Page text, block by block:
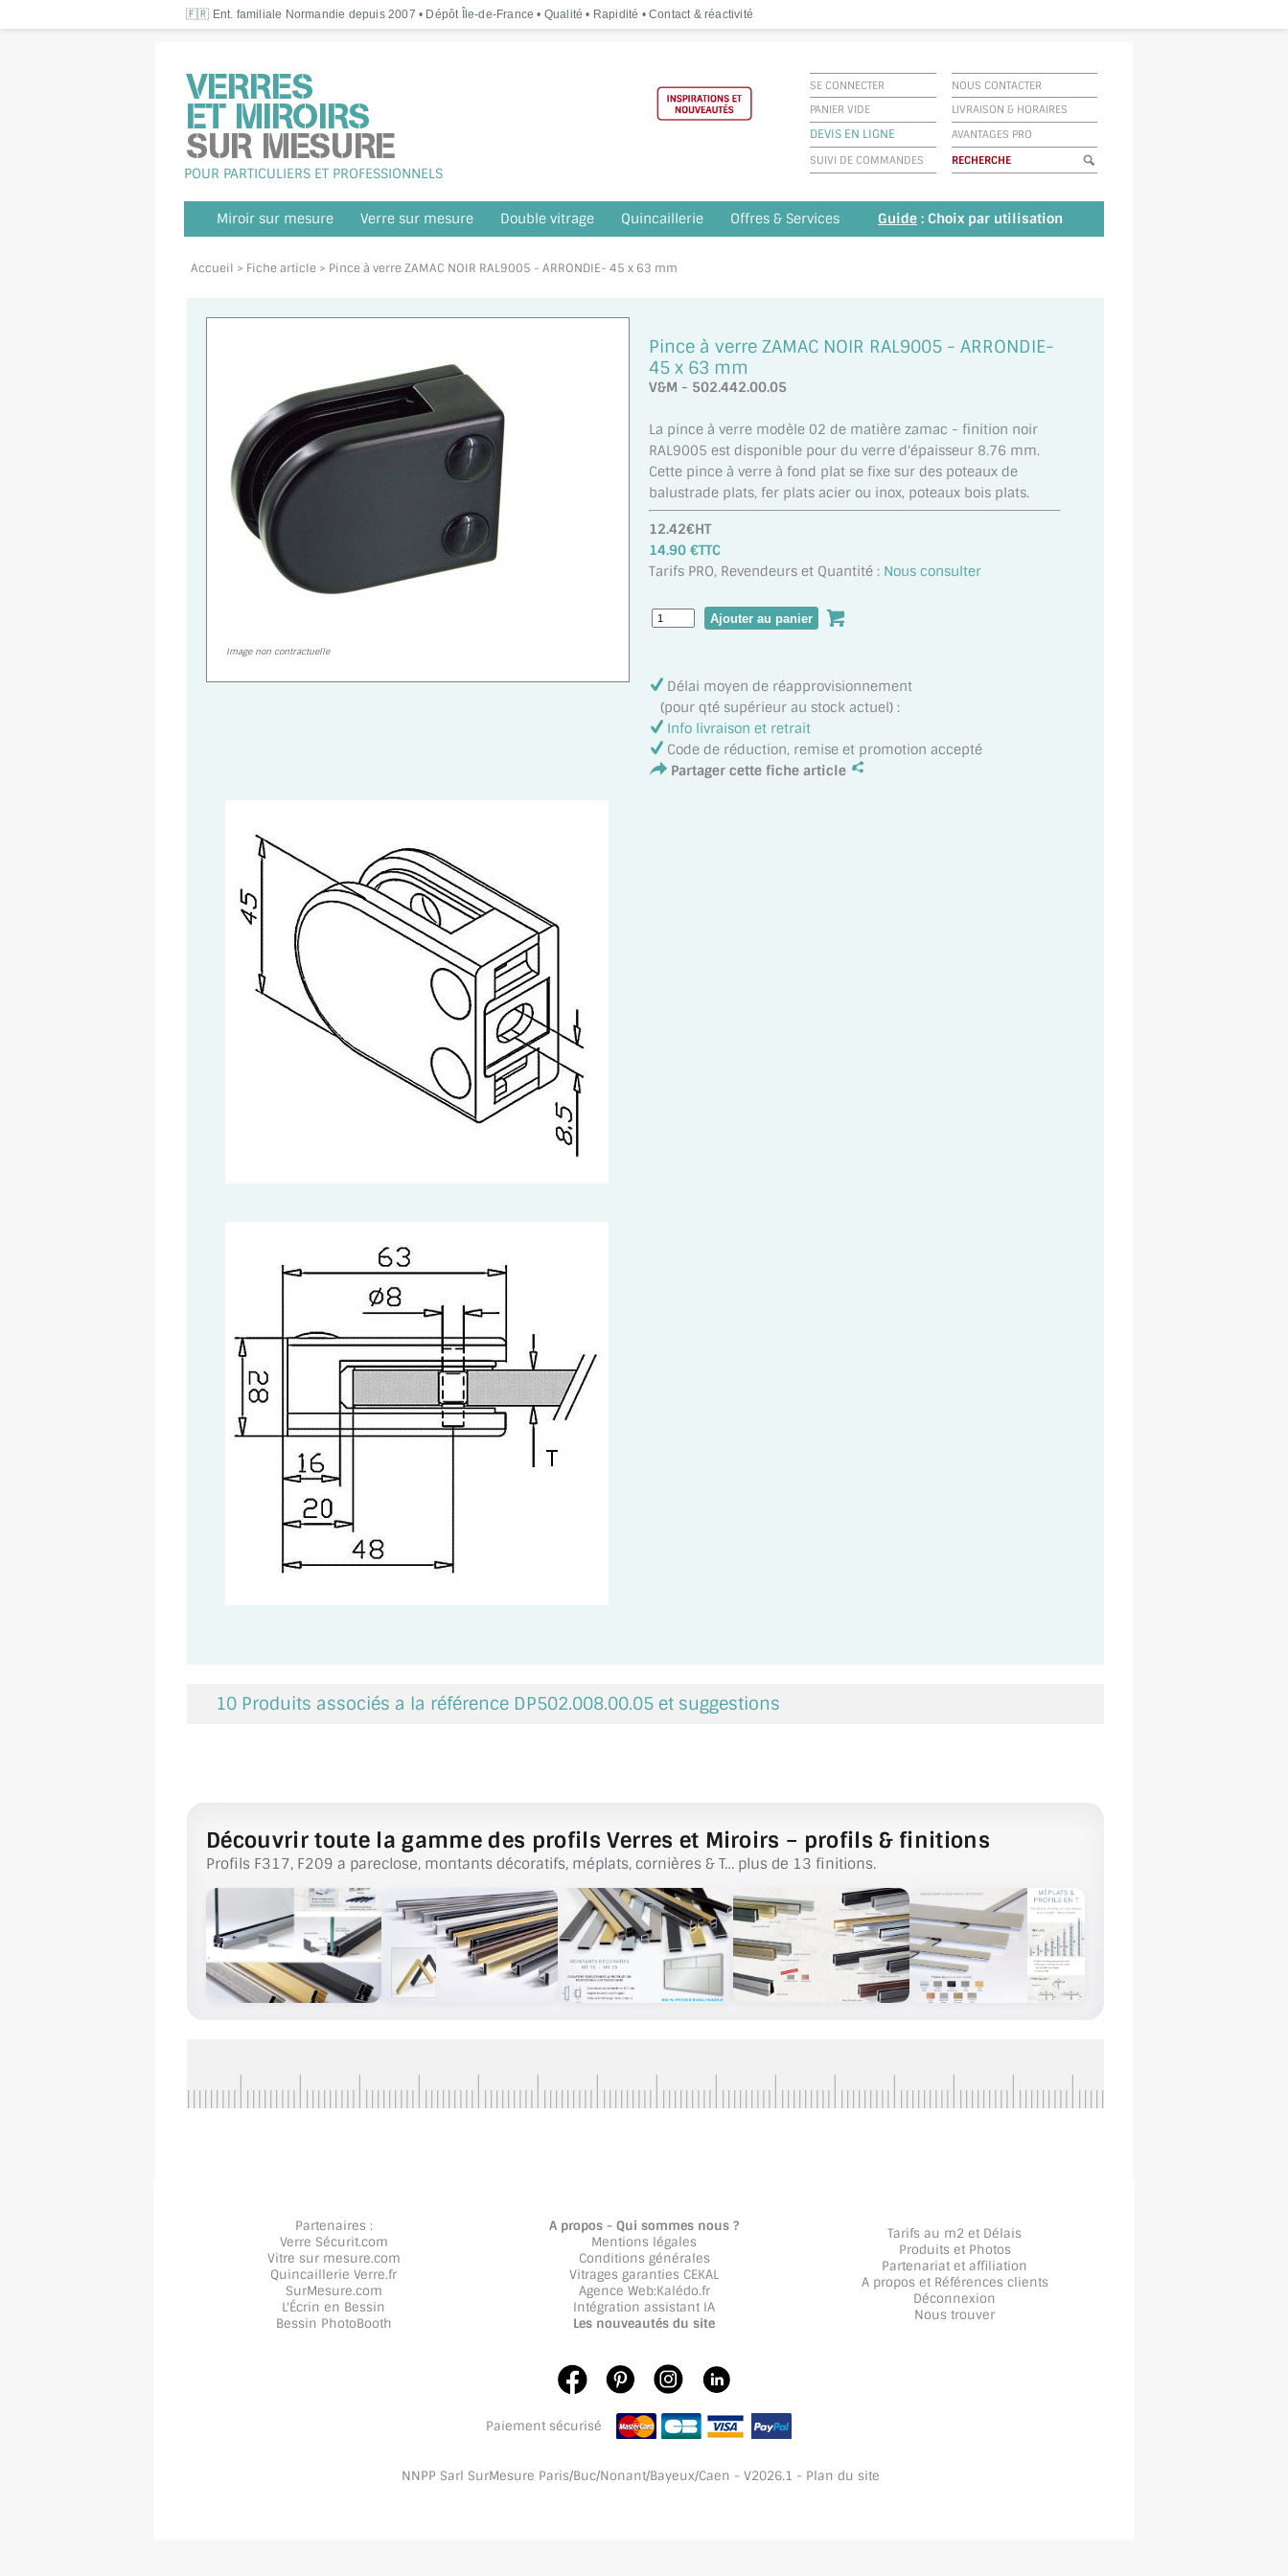
🇫🇷 Ent. familiale Normandie depuis 2007 • Dépôt Île-de-France • Qualité • Rapidité • Contact & réactivité
POUR PARTICULIERS ET PROFESSIONNELS
SE CONNECTER
NOUS CONTACTER
PANIER VIDE
LIVRAISON & HORAIRES
DEVIS EN LIGNE
AVANTAGES PRO
SUIVI DE COMMANDES
Miroir sur mesure Verre sur mesure Double vitrage Quincaillerie Offres & Services Guide : Choix par utilisation
Accueil > Fiche article > Pince à verre ZAMAC NOIR RAL9005 - ARRONDIE- 45 x 63 mm
Image non contractuelle
Pince à verre ZAMAC NOIR RAL9005 - ARRONDIE-
45 x 63 mm
V&M - 502.442.00.05
La pince à verre modèle 02 de matière zamac - finition noir
RAL9005 est disponible pour du verre d'épaisseur 8.76 mm.
Cette pince à verre à fond plat se fixe sur des poteaux de
balustrade plats, fer plats acier ou inox, poteaux bois plats.
12.42€HT
14.90 €TTC
Tarifs PRO, Revendeurs et Quantité : Nous consulter
Délai moyen de réapprovisionnement
(pour qté supérieur au stock actuel) :
Info livraison et retrait
Code de réduction, remise et promotion accepté
Partager cette fiche article
10 Produits associés a la référence DP502.008.00.05 et suggestions
Découvrir toute la gamme des profils Verres et Miroirs – profils & finitions
Profils F317, F209 a pareclose, montants décoratifs, méplats, cornières & T… plus de 13 finitions.
Partenaires :
Verre Sécurit.com
Vitre sur mesure.com
Quincaillerie Verre.fr
SurMesure.com
L'Écrin en Bessin
Bessin PhotoBooth
A propos - Qui sommes nous ?
Mentions légales
Conditions générales
Vitrages garanties CEKAL
Agence Web:Kalédo.fr
Intégration assistant IA
Les nouveautés du site
Tarifs au m2 et Délais
Produits et Photos
Partenariat et affiliation
A propos et Références clients
Déconnexion
Nous trouver
Paiement sécurisé
NNPP Sarl SurMesure Paris/Buc/Nonant/Bayeux/Caen - V2026.1 - Plan du site